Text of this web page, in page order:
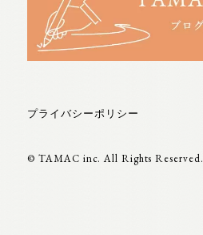
プライバシーポリシー
© TAMAC inc. All Rights Reserved.